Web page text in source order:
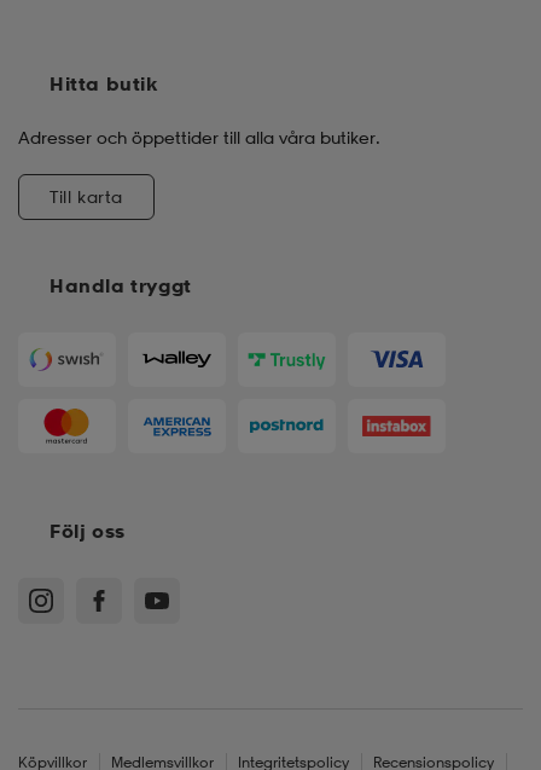
Handla tryggt
Hitta butik
Adresser och öppettider till alla våra butiker.
Till karta
Följ oss
Köpvillkor Medlemsvillkor Integritetspolicy Recensionspolicy